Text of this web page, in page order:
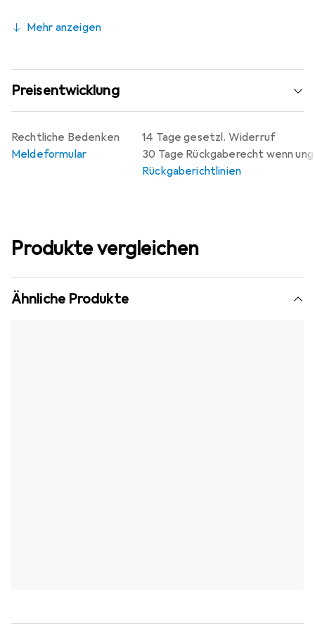
Mehr anzeigen
Preisentwicklung
14 Tage gesetzl. Widerruf
30 Tage Rückgaberecht wenn
Rückgaberichtlinien
Rechtliche Bedenken
Meldeformular
Produkte vergleichen
Ähnliche Produkte